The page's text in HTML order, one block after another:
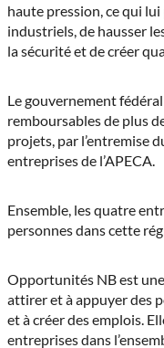
haute pression, ce qui
industriels, de hausser
la sécurité et de créer
Le gouvernement
remboursables de plus
projets, par l’entremise
entreprises de l’APECA.
Ensemble, les quatre
personnes dans cette
Opportunités NB est
attirer et à appuyer des
et à créer des emplois.
entreprises dans